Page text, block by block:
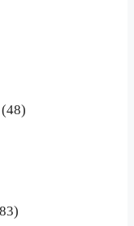
(48)